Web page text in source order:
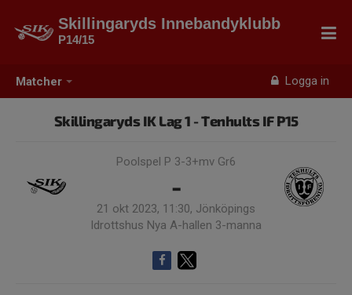
Matcher Logga in
Skillingaryds Innebandyklubb
P14/15
Skillingaryds IK Lag 1 - Tenhults IF P15
Poolspel P 3-3+mv Gr6
-
21 okt 2023, 11:30, Jönköpings
Idrottshus Nya A-hallen 3-manna